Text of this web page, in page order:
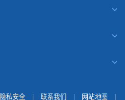
隐私安全 联系我们 网站地图